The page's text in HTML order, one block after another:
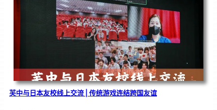
芙中与日本友校线上交流 | 传统游戏连结跨国友谊